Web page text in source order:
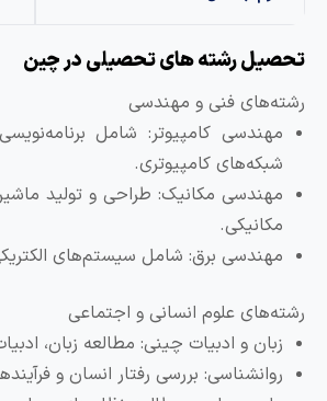
رشته های تحصیلی در چین
فنی و مهندسی
مهندسی کامپیوتر: شامل برنامه‌نویسی،
شبکه‌های کامپیوتری.
مهندسی مکانیک: طراحی و تولید
مکانیکی.
مهندسی برق: شامل سیستم‌های الکتریکی و
علوم انسانی و اجتماعی
زبان و ادبیات چینی: مطالعه زبان،
روانشناسی: بررسی رفتار انسان و